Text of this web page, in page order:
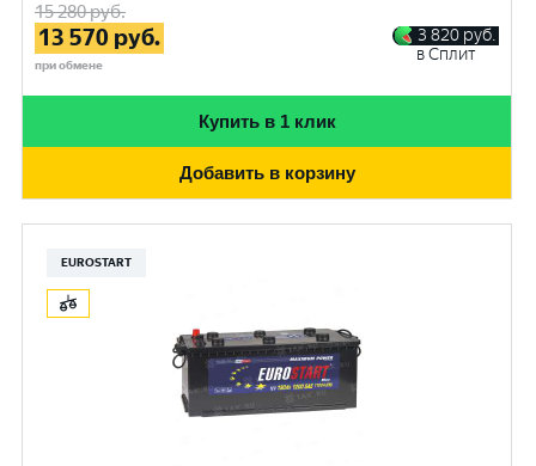
15 280руб.
13 570 руб.
при обмене
3 820 руб.
в Сплит
Купить в 1 клик
Добавить в корзину
EUROSTART